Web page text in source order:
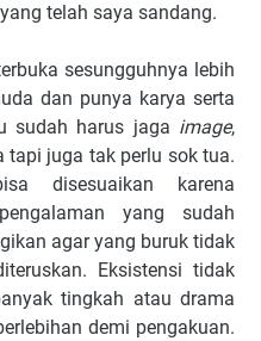
telah saya sandang.
sesungguhnya lebih
dan punya karya serta
sudah harus jaga image,
tapi juga tak perlu sok tua.
disesuaikan karena
yang sudah
agar yang buruk tidak
Eksistensi tidak
tingkah atau drama
demi pengakuan.